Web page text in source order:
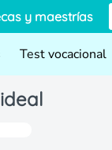
y maestrías
Test vocacional